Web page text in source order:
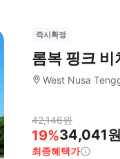
즉시확정
롬복 핑크 비
West Nusa
42,146원
19%34,041
최종혜택가